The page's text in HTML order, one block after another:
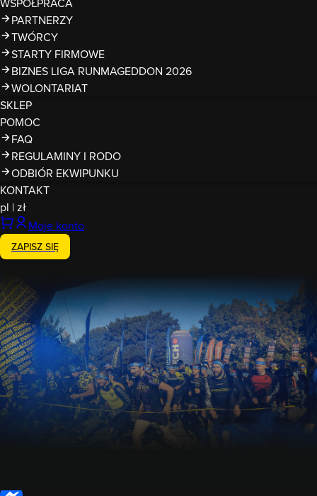
PARTNERZY
TWÓRCY
STARTY FIRMOWE
BIZNES LIGA RUNMAGEDDON 2026
WOLONTARIAT
SKLEP
POMOC
FAQ
REGULAMINY I RODO
ODBIÓR EKWIPUNKU
KONTAKT
pl |zł
Moje konto
ZAPISZ SIĘ
Seria inna niż wszystkie
Magazyn
/Partnerzy
/Seria inna niż wszystkie
31 października 2022
5 minut czytania